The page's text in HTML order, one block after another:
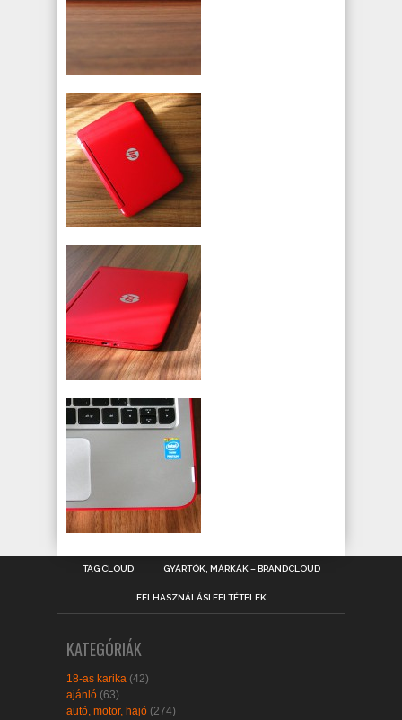
TAG CLOUD GYÁRTÓK, MÁRKÁK – BRANDCLOUD
FELHASZNÁLÁSI FELTÉTELEK
KATEGÓRIÁK
18-as karika (42)
ajánló (63)
autó, motor, hajó (274)